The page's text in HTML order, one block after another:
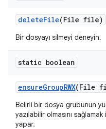
deleteFile(File file)
Bir dosyayı silmeyi deneyin.
static boolean
ensureGroupRWX(File
Belirli bir dosya grubunun
yazılabilir olmasını
yapar.